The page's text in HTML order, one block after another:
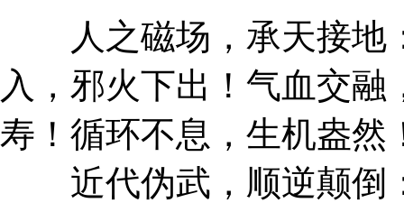
人之磁场，承天接地
入，邪火下出！气血交
寿！循环不息，生机盎然
近代伪武，顺逆颠倒